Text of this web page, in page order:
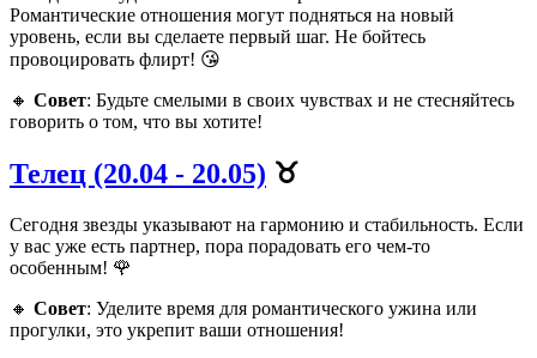
Романтические отношения могут подняться на новый
уровень, если вы сделаете первый шаг. Не бойтесь
провоцировать флирт! 😘
🔸 Совет: Будьте смелыми в своих чувствах и не стесняйтесь
говорить о том, что вы хотите!
Телец (20.04 - 20.05) ♉️
Сегодня звезды указывают на гармонию и стабильность. Если
у вас уже есть партнер, пора порадовать его чем-то
особенным! 🌹
🔸 Совет: Уделите время для романтического ужина или
прогулки, это укрепит ваши отношения!